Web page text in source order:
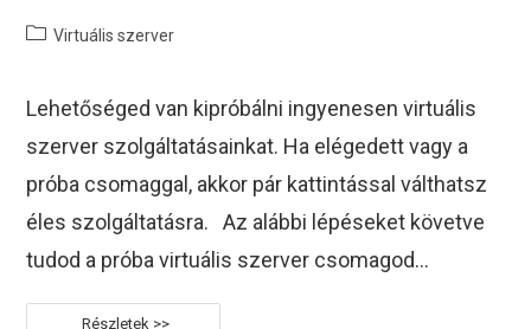
PostVirtuális szerver
Lehetőséged van kipróbálni ingyenesen virtuális
szerver szolgáltatásainkat. Ha elégedett vagy a
próba csomaggal, akkor pár kattintással válthatsz
éles szolgáltatásra. Az alábbi lépéseket követve
tudod a próba virtuális szerver csomagod…